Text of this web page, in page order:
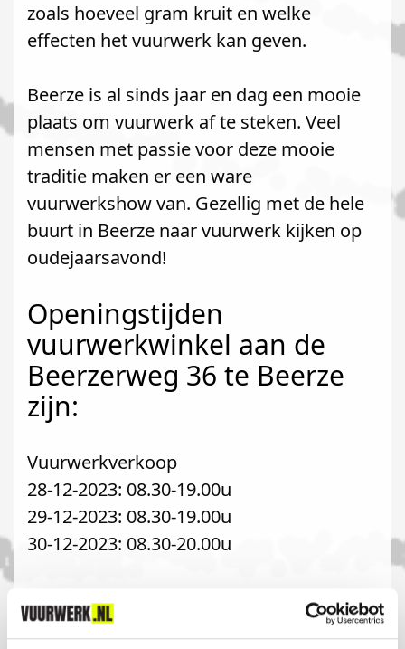
zoals hoeveel gram kruit en welke
effecten het vuurwerk kan geven.
Beerze is al sinds jaar en dag een mooie
plaats om vuurwerk af te steken. Veel
mensen met passie voor deze mooie
traditie maken er een ware
vuurwerkshow van. Gezellig met de hele
buurt in Beerze naar vuurwerk kijken op
oudejaarsavond!
Openingstijden
vuurwerkwinkel aan de
Beerzerweg 36 te Beerze
zijn:
Vuurwerkverkoop
28-12-2023: 08.30-19.00u
29-12-2023: 08.30-19.00u
30-12-2023: 08.30-20.00u
Komt u uit Beerze?